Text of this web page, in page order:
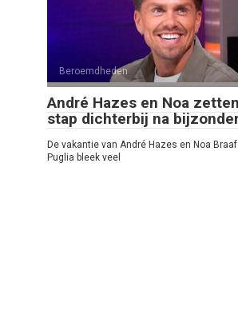
Beroemdheden
André Hazes en Noa
stap dichterbij na
De vakantie van André Hazes en Noa
Puglia bleek veel